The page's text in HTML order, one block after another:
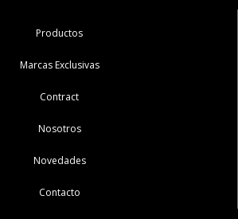
Productos
Marcas Exclusivas
Contract
Nosotros
Novedades
Contacto